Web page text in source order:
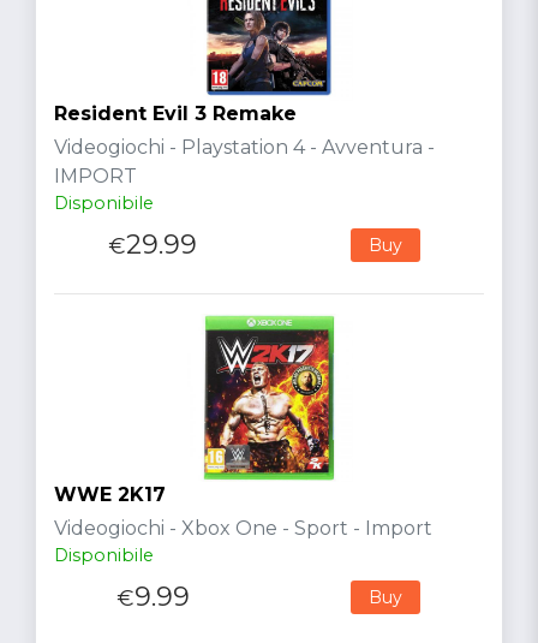
Resident Evil 3 Remake
Videogiochi - Playstation 4 - Avventura -
IMPORT
Disponibile
€29.99 Buy
WWE 2K17
Videogiochi - Xbox One - Sport - Import
Disponibile
€9.99 Buy